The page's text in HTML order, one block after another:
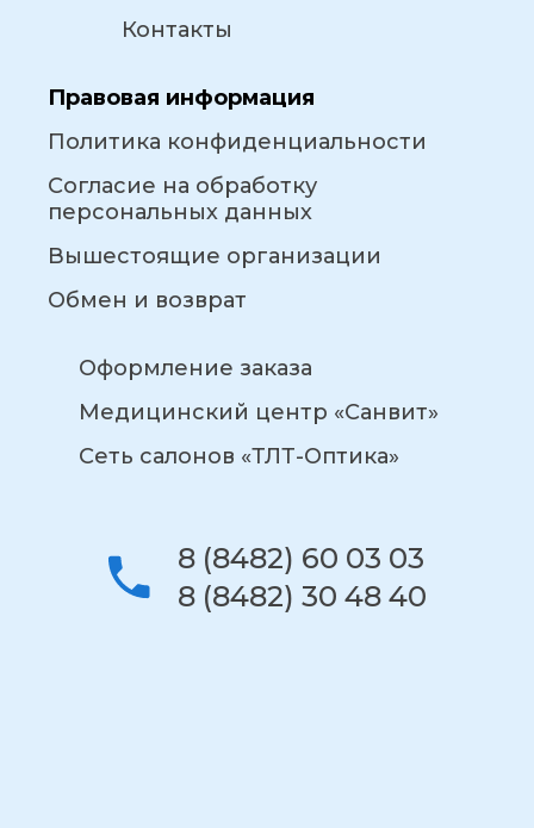
Контакты
Правовая информация
Политика конфиденциальности
Согласие на обработку
персональных данных
Вышестоящие организации
Обмен и возврат
Оформление заказа
Медицинский центр «Санвит»
Сеть салонов «ТЛТ-Оптика»
8 (8482) 60 03 03
8 (8482) 30 48 40